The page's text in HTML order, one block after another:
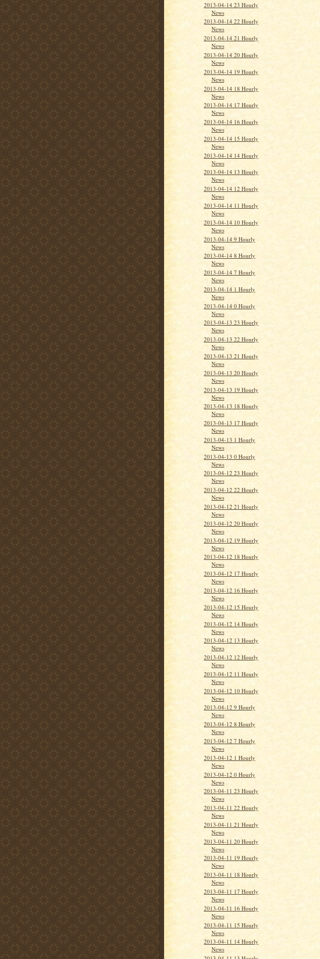
2013-04-14 23 Hourly
News
2013-04-14 22 Hourly
News
2013-04-14 21 Hourly
News
2013-04-14 20 Hourly
News
2013-04-14 19 Hourly
News
2013-04-14 18 Hourly
News
2013-04-14 17 Hourly
News
2013-04-14 16 Hourly
News
2013-04-14 15 Hourly
News
2013-04-14 14 Hourly
News
2013-04-14 13 Hourly
News
2013-04-14 12 Hourly
News
2013-04-14 11 Hourly
News
2013-04-14 10 Hourly
News
2013-04-14 9 Hourly
News
2013-04-14 8 Hourly
News
2013-04-14 7 Hourly
News
2013-04-14 1 Hourly
News
2013-04-14 0 Hourly
News
2013-04-13 23 Hourly
News
2013-04-13 22 Hourly
News
2013-04-13 21 Hourly
News
2013-04-13 20 Hourly
News
2013-04-13 19 Hourly
News
2013-04-13 18 Hourly
News
2013-04-13 17 Hourly
News
2013-04-13 1 Hourly
News
2013-04-13 0 Hourly
News
2013-04-12 23 Hourly
News
2013-04-12 22 Hourly
News
2013-04-12 21 Hourly
News
2013-04-12 20 Hourly
News
2013-04-12 19 Hourly
News
2013-04-12 18 Hourly
News
2013-04-12 17 Hourly
News
2013-04-12 16 Hourly
News
2013-04-12 15 Hourly
News
2013-04-12 14 Hourly
News
2013-04-12 13 Hourly
News
2013-04-12 12 Hourly
News
2013-04-12 11 Hourly
News
2013-04-12 10 Hourly
News
2013-04-12 9 Hourly
News
2013-04-12 8 Hourly
News
2013-04-12 7 Hourly
News
2013-04-12 1 Hourly
News
2013-04-12 0 Hourly
News
2013-04-11 23 Hourly
News
2013-04-11 22 Hourly
News
2013-04-11 21 Hourly
News
2013-04-11 20 Hourly
News
2013-04-11 19 Hourly
News
2013-04-11 18 Hourly
News
2013-04-11 17 Hourly
News
2013-04-11 16 Hourly
News
2013-04-11 15 Hourly
News
2013-04-11 14 Hourly
News